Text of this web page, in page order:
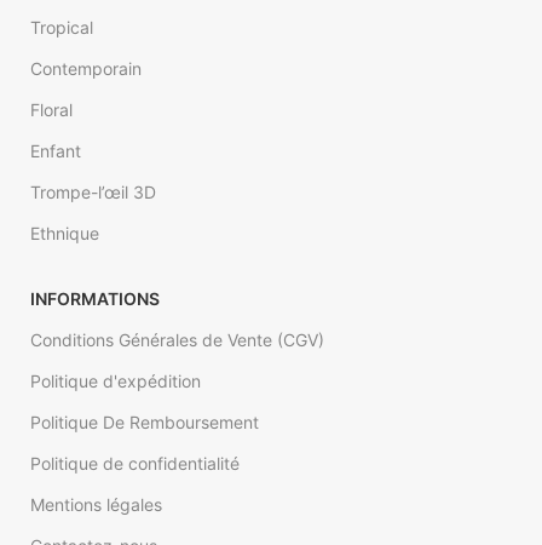
Tropical
Contemporain
Floral
Enfant
Trompe-l’œil 3D
Ethnique
INFORMATIONS
Conditions Générales de Vente (CGV)
Politique d'expédition
Politique De Remboursement
Politique de confidentialité
Mentions légales